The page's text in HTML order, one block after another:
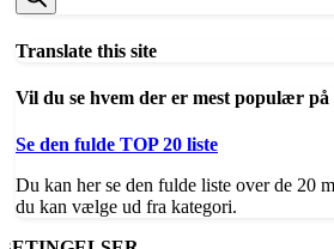
Translate this site
Vil du se hvem der er mest populær
Se den fulde TOP 20 liste
Du kan her se den fulde liste over de 20
du kan vælge ud fra kategori.